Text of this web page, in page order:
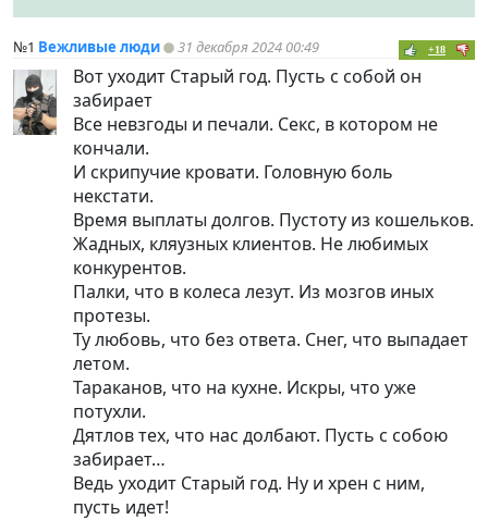
№1 Вежливые люди 31 декабря 2024 00:49 +18
Вот уходит Старый год. Пусть с собой он
забирает
Все невзгоды и печали. Секс, в котором не
кончали.
И скрипучие кровати. Головную боль
некстати.
Время выплаты долгов. Пустоту из кошельков.
Жадных, кляузных клиентов. Не любимых
конкурентов.
Палки, что в колеса лезут. Из мозгов иных
протезы.
Ту любовь, что без ответа. Снег, что выпадает
летом.
Тараканов, что на кухне. Искры, что уже
потухли.
Дятлов тех, что нас долбают. Пусть с собою
забирает…
Ведь уходит Старый год. Ну и хрен с ним,
пусть идет!